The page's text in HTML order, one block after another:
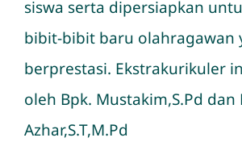
siswa serta dipersiapkan
bibit-bibit baru olahragawan
berprestasi. Ekstrakurikuler
oleh Bpk. Mustakim,S.Pd dan
Azhar,S.T,M.Pd